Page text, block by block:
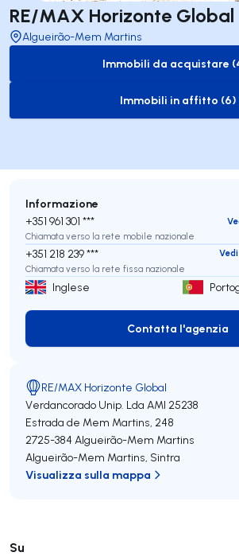
RE/MAX Horizonte Global
Algueirão-Mem Martins
to-buy-
Immobili da acquistare
to-rent-
Immobili in affitto (6)
Su
Informazione
+351 961 301 ***
Chiamata verso la rete mobile nazionale
+351 218 239 ***
Chiamata verso la rete fissa nazionale
Inglese
Contatta
Contatta l'agenzia
RE/MAX Horizonte Global
Verdancorado Unip. Lda AMI 25238
Estrada de Mem Martins, 248
2725-384 Algueirão-Mem Martins
Algueirão-Mem Martins, Sintra
Visualizza sulla mappa